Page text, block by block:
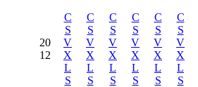
20
12
C
S
V
X
L
S
C
S
V
X
L
S
C
S
V
X
L
S
C
S
V
X
L
S
C
S
V
X
L
S
C
S
V
X
L
S